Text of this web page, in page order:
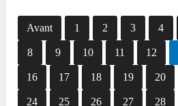
Avant 1 2 3 4
8 9 10 11 12
16 17 18 19 20
24 25 26 27 28